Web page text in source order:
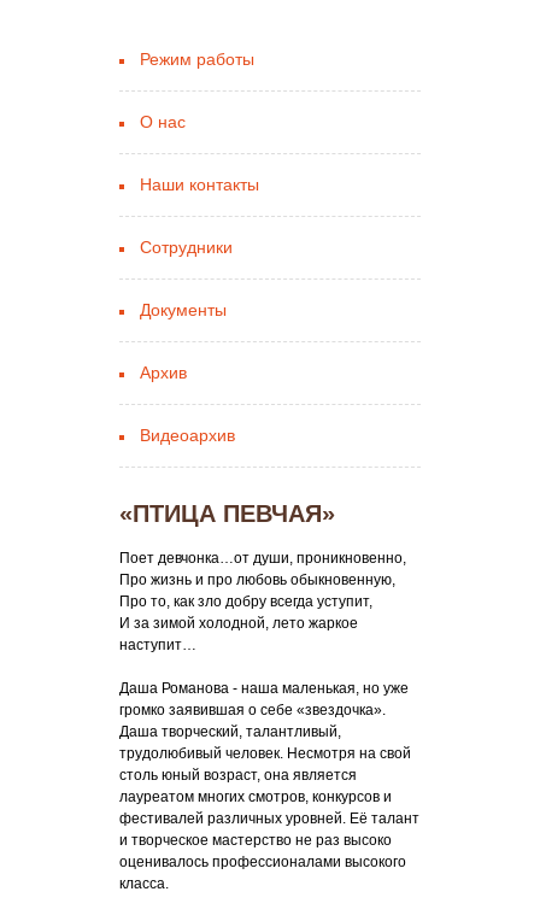
Режим работы
О нас
Наши контакты
Сотрудники
Документы
Архив
Видеоархив
«ПТИЦА ПЕВЧАЯ»
Поет девчонка…от души, проникновенно,
Про жизнь и про любовь обыкновенную,
Про то, как зло добру всегда уступит,
И за зимой холодной, лето жаркое
наступит…
Даша Романова - наша маленькая, но уже
громко заявившая о себе «звездочка».
Даша творческий, талантливый,
трудолюбивый человек. Несмотря на свой
столь юный возраст, она является
лауреатом многих смотров, конкурсов и
фестивалей различных уровней. Её талант
и творческое мастерство не раз высоко
оценивалось профессионалами высокого
класса.